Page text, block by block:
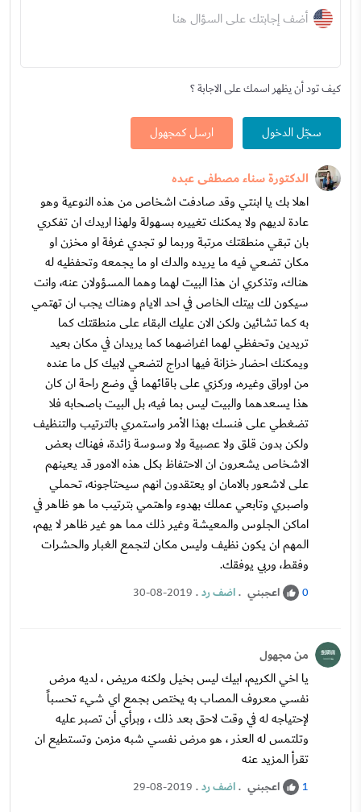
أضف إجابتك على السؤال هنا
كيف تود أن يظهر اسمك على الاجابة ؟
سجّل الدخول ارسل كمجهول
الدكتورة سناء مصطفى عبده
اهلا بك يا ابنتي وقد صادفت اشخاص من هذه النوعية وهو
عادة لديهم ولا يمكنك تغييره بسهولة ولهذا اريدك ان تفكري
بان تبقي منطقتك مرتبة وربما لو تجدي غرفة او مخزن او
مكان تضعي فيه ما يريده والدك او ما يجمعه وتحفظيه له
هناك، وتذكري ان هذا البيت لهما وهما المسؤولان عنه، وانت
سيكون لك بيتك الخاص في احد الايام وهناك يجب ان تهتمي
به كما تشائين ولكن الان عليك البقاء على منطقتك كما
تريدين وتحفظي لهما اغراضهما كما يريدان في مكان بعيد
ويمكنك احضار خزانة فيها ادراج لتضعي لابيك كل ما عنده
من اوراق وغيره، وركزي على باقائهما في وضع راحة ان كان
هذا يسعدهما والبيت ليس بما فيه، بل البيت باصحابه فلا
تضغطي على فنسك بهذا الأمر واستمري بالترتيب والتنظيف
ولكن بدون قلق ولا عصبية ولا وسوسة زائدة، فهناك بعض
الاشخاص يشعرون ان الاحتفاظ بكل هذه الامور قد يعينهم
على لاشعور بالامان او يعتقدون انهم سيحتاجونه، تحملي
واصبري وتابعي عملك بهدوء واهتمي بترتيب ما هو ظاهر في
اماكن الجلوس والمعيشة وغير ذلك مما هو غير ظاهر لا يهم،
المهم ان يكون نظيف وليس مكان لتجمع الغبار والحشرات
وفقط، وربي يوفقك.
0 اعجبني .اضف رد.
30-08-2019
من مجهول
يا اخي الكريم، ابيك ليس بخيل ولكنه مريض ، لديه مرض
نفسي معروف المصاب به يختص بجمع اي شيء تحسباً
لإحتياجه له في وقت لاحق بعد ذلك ، وبرأي أن تصبر عليه
وتلتمس له العذر ، هو مرض نفسي شبه مزمن وتستطيع ان
تقرأ المزيد عنه
1 اعجبني .اضف رد.
29-08-2019